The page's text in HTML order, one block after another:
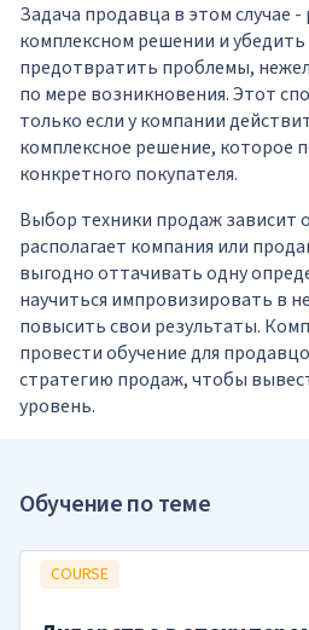
Задача продавца в этом случае -
комплексном решении и
предотвратить проблемы,
по мере возникновения. Этот
только если у компании
комплексное решение, которое
конкретного покупателя.
Выбор техники продаж зависит
располагает компания или
выгодно оттачивать одну
научиться импровизировать в
повысить свои результаты.
провести обучение для
стратегию продаж, чтобы
уровень.
Обучение по теме
COURSE